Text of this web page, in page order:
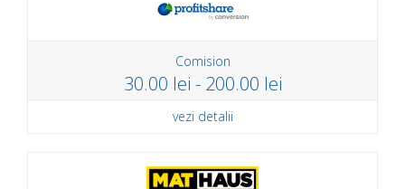
Comision
30.00 lei - 200.00 lei
vezi detalii